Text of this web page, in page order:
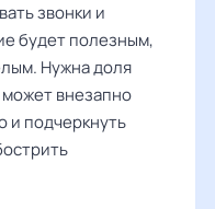
звонки и
будет полезным,
Нужна доля
внезапно
и подчеркнуть